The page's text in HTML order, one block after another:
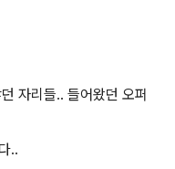
자리들.. 들어왔던 오퍼
..